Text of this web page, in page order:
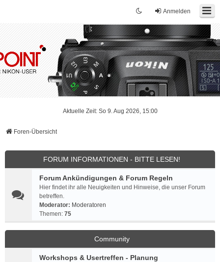
Anmelden
Aktuelle Zeit: So 9. Aug 2026, 15:00
Foren-Übersicht
FORUM INFORMATIONEN - BITTE LESEN!
Forum Ankündigungen & Forum Regeln
Hier findet ihr alle Neuigkeiten und Hinweise, die unser Forum
betreffen.
Moderator: Moderatoren
Themen: 75
Community
Workshops & Usertreffen - Planung